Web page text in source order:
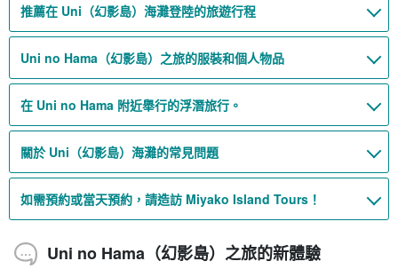
推薦在 Uni（幻影島）海灘登陸的旅遊行程
Uni no Hama（幻影島）之旅的服裝和個人物品
在 Uni no Hama 附近舉行的浮潛旅行。
關於 Uni（幻影島）海灘的常見問題
如需預約或當天預約，請造訪 Miyako Island Tours！
Uni no Hama（幻影島）之旅的新體驗